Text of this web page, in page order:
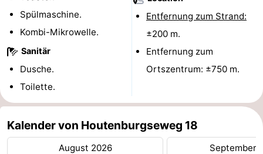
Spülmaschine.
Kombi-Mikrowelle.
Sanitär
Dusche.
Toilette.
Entfernung zum Strand:
±200 m.
Entfernung zum
Ortszentrum: ±750 m.
Kalender von Houtenburgseweg 18
August 2026 September